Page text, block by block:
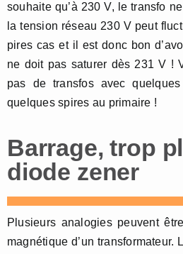
souhaite qu’à 230 V, le transfo
la tension réseau 230 V peut
pires cas et il est donc bon
ne doit pas saturer dès 231 V !
pas de transfos avec
quelques spires au primaire !
Barrage, trop
diode zener
Plusieurs analogies peuvent
magnétique d’un transformateur.